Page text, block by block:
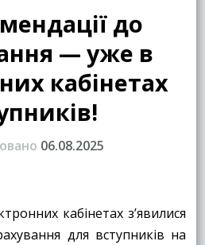
до
— уже в
кабінетах
06.08.2025
кабінетах з’явилися
для вступників на